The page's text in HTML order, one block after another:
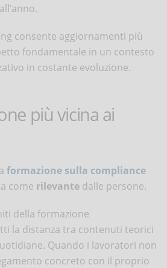
consente aggiornamenti più
fondamentale in un contesto
in costante evoluzione.
più vicina ai
formazione sulla compliance
come rilevante dalle persone.
della formazione
la distanza tra contenuti teorici
Quando i lavoratori non
concreto con il proprio